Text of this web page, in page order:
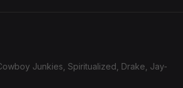
Junkies, Spiritualized, Drake, Jay-